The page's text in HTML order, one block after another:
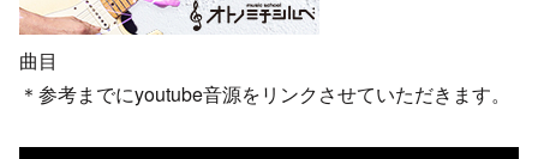
曲目
＊参考までにyoutube音源をリンクさせていただきます。